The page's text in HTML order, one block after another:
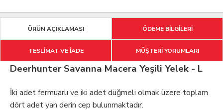
ÜRÜN AÇIKLAMASI ÖDEME BİLGİLERİ
TESLİMAT VE İADE MÜŞTERİ YORUMLARI
Deerhunter Savanna Macera Yeşili Yelek - L
İki adet fermuarlı ve iki adet düğmeli olmak üzere toplam
dört adet yan derin cep bulunmaktadır.